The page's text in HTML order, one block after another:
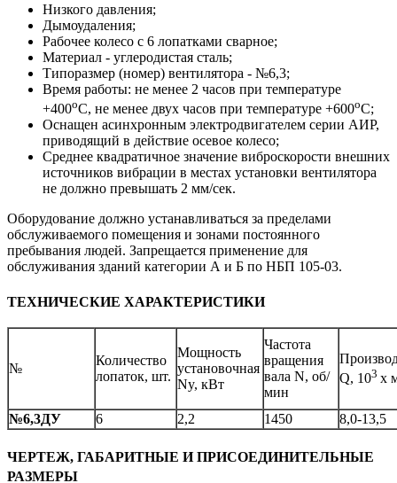
Низкого давления;
Дымоудаления;
Рабочее колесо с 6 лопатками сварное;
Материал - углеродистая сталь;
Типоразмер (номер) вентилятора - №6,3;
Время работы: не менее 2 часов при температуре
+400оС, не менее двух часов при температуре +600оС;
Оснащен асинхронным электродвигателем серии АИР,
приводящий в действие осевое колесо;
Среднее квадратичное значение виброскорости внешних
источников вибрации в местах установки вентилятора
не должно превышать 2 мм/сек.
Оборудование должно устанавливаться за пределами
обслуживаемого помещения и зонами постоянного
пребывания людей. Запрещается применение для
обслуживания зданий категории А и Б по НБП 105-03.
ТЕХНИЧЕСКИЕ ХАРАКТЕРИСТИКИ
№
Количество
лопаток, шт.
Мощность
установочная
Ny, кВт
Частота
вращения
вала N, об/
мин
Q, 103 х
№6,3ДУ 6 2,2 1450 8,0-13,5
ЧЕРТЕЖ, ГАБАРИТНЫЕ И ПРИСОЕДИНИТЕЛЬНЫЕ
РАЗМЕРЫ